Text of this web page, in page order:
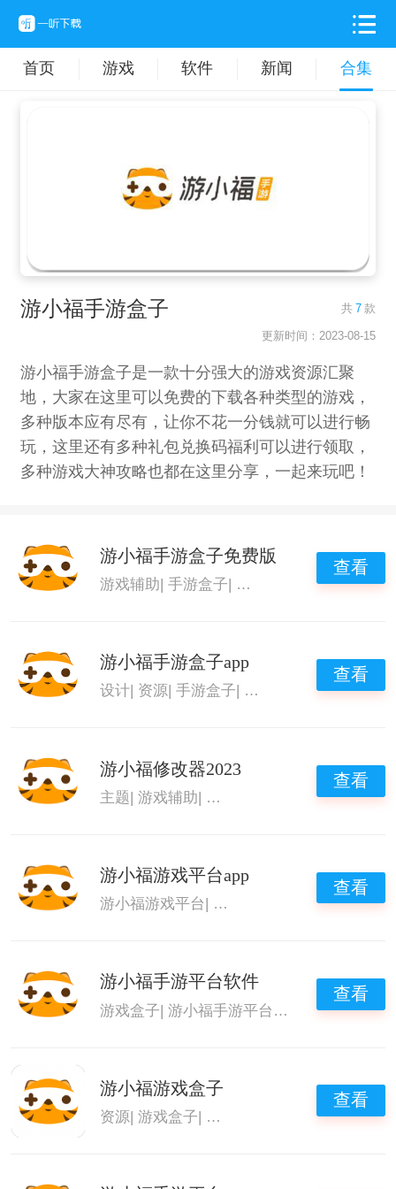
首页 游戏 软件 新闻 合集
游小福手游盒子 共 7 款
更新时间：2023-08-15
游小福手游盒子是一款十分强大的游戏资源汇聚
地，大家在这里可以免费的下载各种类型的游戏，
多种版本应有尽有，让你不花一分钱就可以进行畅
玩，这里还有多种礼包兑换码福利可以进行领取，
多种游戏大神攻略也都在这里分享，一起来玩吧！
游小福手游盒子免费版
游戏辅助|手游盒子| 表情包 游小福手游盒子
查看
游小福手游盒子app
设计 资源 |手游盒子 游小福手游盒子
查看
游小福修改器2023
主题|游戏辅助| 游小福修改器 游小福手游
查看
游小福游戏平台app
游小福游戏平台 游小福手游盒子
查看
游小福手游平台软件
游戏盒子|游小福手游平台 |游小福游戏平台
查看
游小福游戏盒子
资源|游戏盒子| 游小福游戏平台 |游小福手
查看